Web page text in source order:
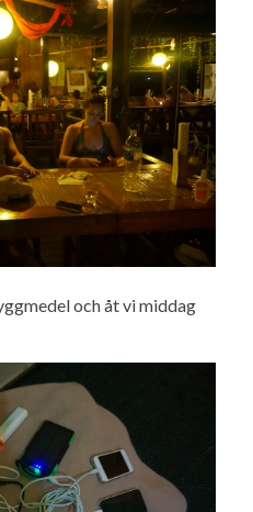
och åt vi middag